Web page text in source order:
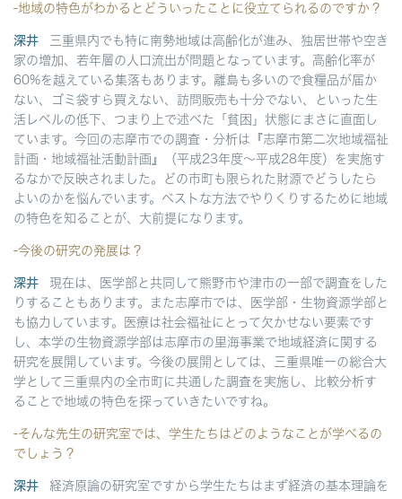
-地域の特色がわかるとどういったことに役立てられるのですか？
深井
三重県内でも特に南勢地域は高齢化が進み、独居世帯や空き
家の増加、若年層の人口流出が問題となっています。高齢化率が
60%を越えている集落もあります。離島も多いので食糧品が届か
ない、ゴミ袋すら買えない、訪問販売も十分でない、といった生
活レベルの低下、つまり上で述べた「貧困」状態にまさに直面し
ています。今回の志摩市での調査・分析は『志摩市第二次地域福祉
計画・地域福祉活動計画』（平成23年度～平成28年度）を実施す
るなかで反映されました。どの市町も限られた財源でどうしたら
よいのかを悩んでいます。ベストな方法でやりくりするために地域
の特色を知ることが、大前提になります。
-今後の研究の発展は？
深井
現在は、医学部と共同して熊野市や津市の一部で調査をした
りすることもあります。また志摩市では、医学部・生物資源学部と
も協力しています。医療は社会福祉にとって欠かせない要素です
し、本学の生物資源学部は志摩市の里海事業で地域経済に関する
研究を展開しています。今後の展開としては、三重県唯一の総合大
学として三重県内の全市町に共通した調査を実施し、比較分析す
ることで地域の特色を探っていきたいですね。
-そんな先生の研究室では、学生たちはどのようなことが学べるの
でしょう？
深井
経済原論の研究室ですから学生たちはまず経済の基本理論を